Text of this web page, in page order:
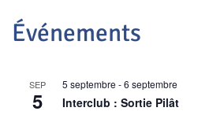
Événements
SEP
5
5 septembre -6 septembre
Interclub : Sortie Pilât